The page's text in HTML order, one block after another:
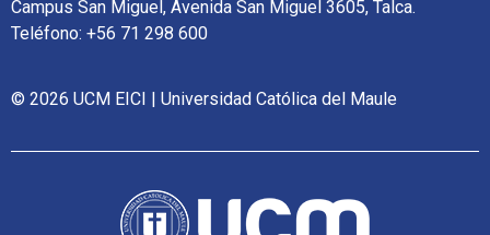
Campus San Miguel, Avenida San Miguel 3605, Talca.
Teléfono: +56 71 298 600
© 2026 UCM EICI | Universidad Católica del Maule